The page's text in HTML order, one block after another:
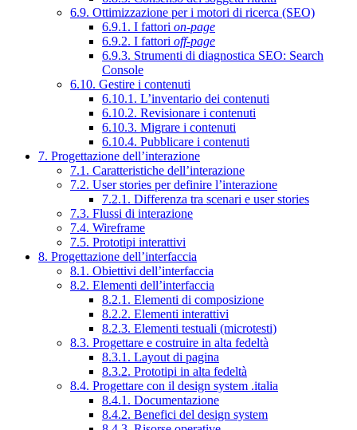
6.9. Ottimizzazione per i motori di ricerca (SEO)
6.9.1. I fattori on-page
6.9.2. I fattori off-page
6.9.3. Strumenti di diagnostica SEO: Search
Console
6.10. Gestire i contenuti
6.10.1. L’inventario dei contenuti
6.10.2. Revisionare i contenuti
6.10.3. Migrare i contenuti
6.10.4. Pubblicare i contenuti
7. Progettazione dell’interazione
7.1. Caratteristiche dell’interazione
7.2. User stories per definire l’interazione
7.2.1. Differenza tra scenari e user stories
7.3. Flussi di interazione
7.4. Wireframe
7.5. Prototipi interattivi
8. Progettazione dell’interfaccia
8.1. Obiettivi dell’interfaccia
8.2. Elementi dell’interfaccia
8.2.1. Elementi di composizione
8.2.2. Elementi interattivi
8.2.3. Elementi testuali (microtesti)
8.3. Progettare e costruire in alta fedeltà
8.3.1. Layout di pagina
8.3.2. Prototipi in alta fedeltà
8.4. Progettare con il design system .italia
8.4.1. Documentazione
8.4.2. Benefici del design system